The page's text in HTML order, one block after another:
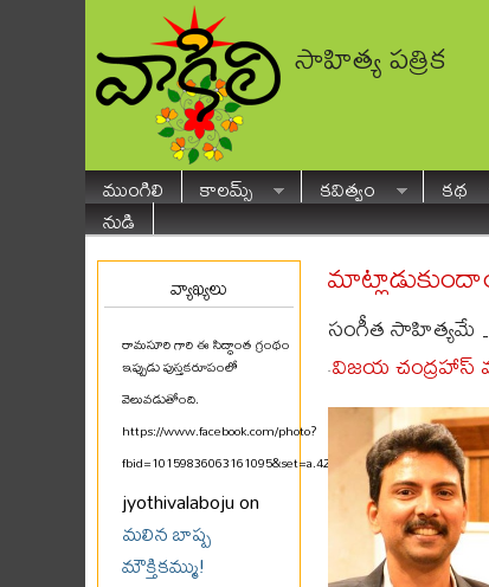
సాహిత్య పత్రిక
ముంగిలి కాలమ్స్ కవిత్వం కథ
నుడి
వ్యాఖ్యలు
రామసూరి గారి ఈ సిద్ధాంత గ్రంథం
ఇప్పుడు పుస్తకరూపంలో
వెలువడుతోంది.
https://www.facebook.com/photo?
fbid=10159836063161095&set=a.425580711094...
jyothivalaboju on
మలిన బాష్ప
మౌక్తికమ్ము!
సంగీత సాహిత్యమే
-విజయ చంద్రహాస్